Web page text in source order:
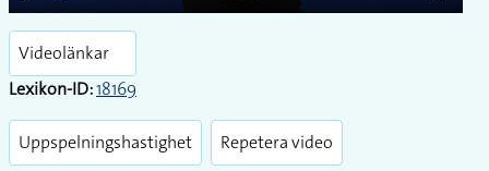
Play
Enter
Videolänkar
Lexikon-ID:18169
Uppspelningshastighet Repetera video